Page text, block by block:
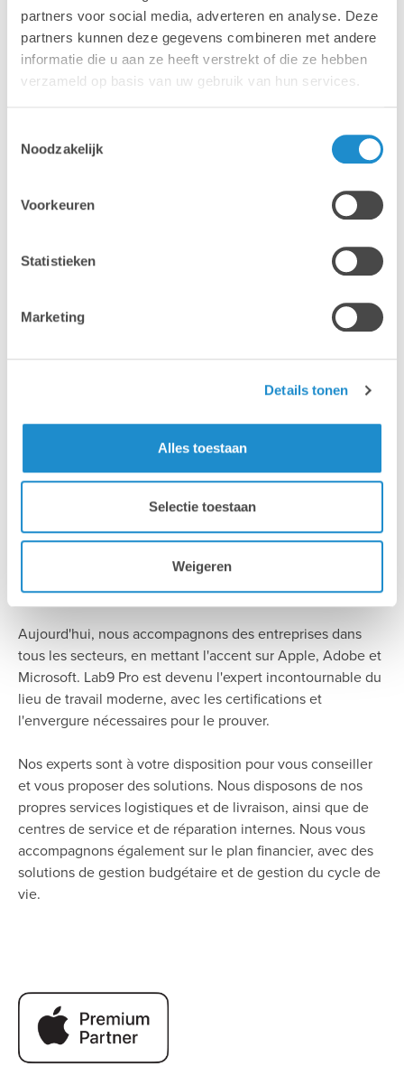
partners voor social media, adverteren en analyse. Deze
partners kunnen deze gegevens combineren met andere
informatie die u aan ze heeft verstrekt of die ze hebben
verzameld op basis van uw gebruik van hun services.
Noodzakelijk
Voorkeuren
Statistieken
Marketing
Details tonen
Alles toestaan
Selectie toestaan
Weigeren
Consultez le calendrier
Pourquoi Lab9 Pro?
Il y a plus de 30 ans, nous avons démarré notre activité sur
notre expertise bien au-delà du secteur graphique, grâce à
la réutilisation de nos savoirs et à tout ce que nous avons
appris de nos partenaires.
Aujourd'hui, nous accompagnons des entreprises dans
tous les secteurs, en mettant l'accent sur Apple, Adobe et
Microsoft. Lab9 Pro est devenu l'expert incontournable du
lieu de travail moderne, avec les certifications et
l'envergure nécessaires pour le prouver.
Nos experts sont à votre disposition pour vous conseiller
et vous proposer des solutions. Nous disposons de nos
propres services logistiques et de livraison, ainsi que de
centres de service et de réparation internes. Nous vous
accompagnons également sur le plan financier, avec des
solutions de gestion budgétaire et de gestion du cycle de
vie.